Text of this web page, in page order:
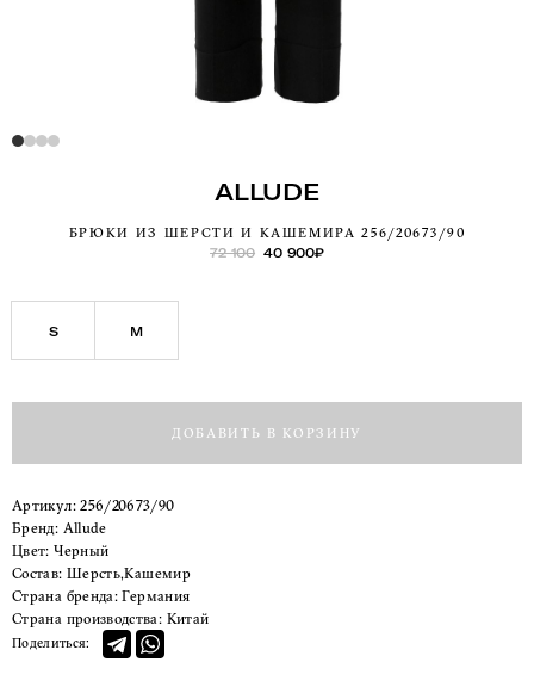
ALLUDE
БРЮКИ ИЗ ШЕРСТИ И КАШЕМИРА 256/20673/90
72 100 40 900₽
S M
ДОБАВИТЬ В КОРЗИНУ
Артикул:256/20673/90
Бренд:
Allude
Цвет:
Черный
Состав: Шерсть,Кашемир
Страна бренда: Германия
Страна производства: Китай
Поделиться: